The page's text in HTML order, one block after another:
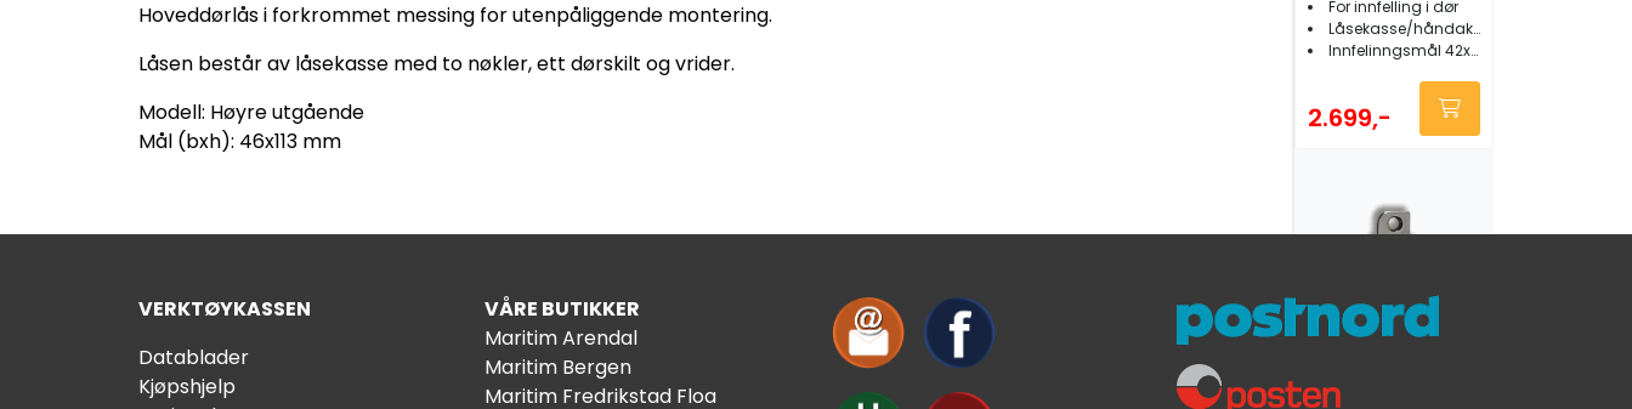
Hoveddørlås i forkrommet messing for utenpåliggende montering.
Låsen består av låsekasse med to nøkler, ett dørskilt og vrider.
Modell: Høyre utgående
Mål (bxh): 46x113 mm
For innfelling i dør
Låsekasse/håndak/nøkler/dørskilt
Innfelinngsmål 42x94mm
2.699,-
VERKTØYKASSEN
Datablader
Kjøpshjelp
VÅRE BUTIKKER
Maritim Arendal
Maritim Bergen
Maritim Fredrikstad Floa